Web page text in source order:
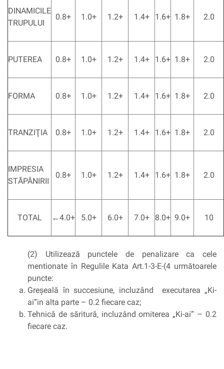
DINAMICILE
TRUPULUI
0.8+ 1.0+ 1.2+ 1.4+ 1.6+ 1.8+ 2.0
PUTEREA 0.8+ 1.0+ 1.2+ 1.4+ 1.6+ 1.8+ 2.0
FORMA 0.8+ 1.0+ 1.2+ 1.4+ 1.6+ 1.8+ 2.0
TRANZIŢIA 0.8+ 1.0+ 1.2+ 1.4+ 1.6+ 1.8+ 2.0
IMPRESIA
STĂPÂNIRII
0.8+ 1.0+ 1.2+ 1.4+ 1.6+ 1.8+ 2.0
TOTAL ←4.0+ 5.0+ 6.0+ 7.0+ 8.0+ 9.0+ 10
(2) Utilizează punctele de penalizare ca cele
mentionate în Regulile Kata Art.1-3-E-(4 următoarele
puncte:
Greşeală în succesiune, incluzând executarea „Ki-
ai”in alta parte – 0.2 fiecare caz;
Tehnică de săritură, incluzând omiterea „Ki-ai” – 0.2
fiecare caz.